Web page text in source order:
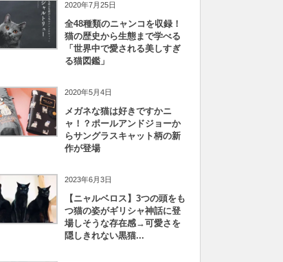
2020年7月25日
全48種類のニャンコを収録！
猫の歴史から生態まで学べる
「世界中で愛される美しすぎ
る猫図鑑」
2020年5月4日
メガネな猫は好きですかニ
ャ！？ポールアンドジョーか
らサングラスキャット柄の新
作が登場
2023年6月3日
【ニャルベロス】3つの頭をも
つ猫の姿がギリシャ神話に登
場しそうな存在感→可愛さを
隠しきれない黒猫...